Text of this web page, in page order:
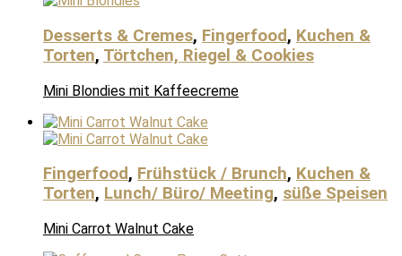
Desserts & Cremes, Fingerfood, Kuchen &
Torten, Törtchen, Riegel & Cookies
Mini Blondies mit Kaffeecreme
Fingerfood, Frühstück / Brunch, Kuchen &
Torten, Lunch/ Büro/ Meeting, süße Speisen
Mini Carrot Walnut Cake